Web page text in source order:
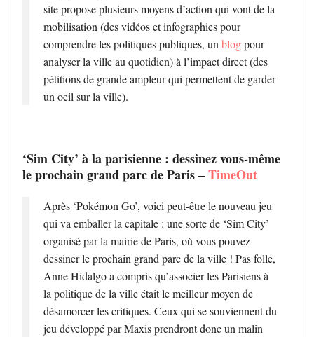
site propose plusieurs moyens d’action qui vont de la
mobilisation (des vidéos et infographies pour
comprendre les politiques publiques, unblogpour
analyser la ville au quotidien) à l’impact direct (des
pétitions de grande ampleur qui permettent de garder
un oeil sur la ville).
‘Sim City’ à la parisienne : dessinez vous-même
le prochain grand parc de Paris –TimeOut
Après ‘Pokémon Go’, voici peut-être le nouveau jeu
qui va emballer la capitale : une sorte de ‘Sim City’
organisé par la mairie de Paris, où vous pouvez
dessiner le prochain grand parc de la ville ! Pas folle,
Anne Hidalgo a compris qu’associer les Parisiens à
la politique de la ville était le meilleur moyen de
désamorcer les critiques. Ceux qui se souviennent du
jeu développé par Maxis prendront donc un malin